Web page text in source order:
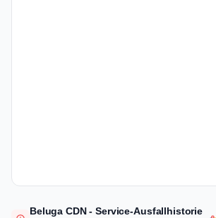
Beluga CDN - Service-Ausfallhistorie